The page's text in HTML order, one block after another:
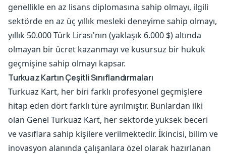
genellikle en az lisans diplomasına sahip olmayı, ilgili
sektörde en az üç yıllık mesleki deneyime sahip olmayı,
yıllık 50.000 Türk Lirası'nın (yaklaşık 6.000 $) altında
olmayan bir ücret kazanmayı ve kusursuz bir hukuk
geçmişine sahip olmayı kapsar.
Turkuaz Kartın Çeşitli Sınıflandırmaları
Turkuaz Kart, her biri farklı profesyonel geçmişlere
hitap eden dört farklı türe ayrılmıştır. Bunlardan ilki
olan Genel Turkuaz Kart, her sektörde yüksek beceri
ve vasıflara sahip kişilere verilmektedir. İkincisi, bilim ve
inovasyon alanında çalışanlara özel olarak hazırlanan